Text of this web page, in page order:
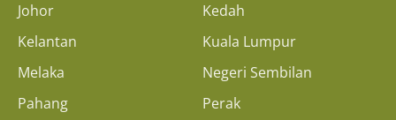
Johor
Kedah
Kelantan
Kuala Lumpur
Melaka
Negeri Sembilan
Pahang
Perak